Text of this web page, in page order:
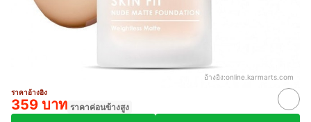
อ้างอิง:online.karmarts.com
ราคาอ้างอิง
359 บาท ราคาค่อนข้างสูง